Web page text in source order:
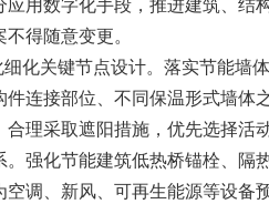
得随意变更。
化关键节点设计。落实节能墙
件连接部位、不同保温形式墙体
合理采取遮阳措施，优先选择活
。强化节能建筑低热桥锚栓、隔
空调、新风、可再生能源等设备